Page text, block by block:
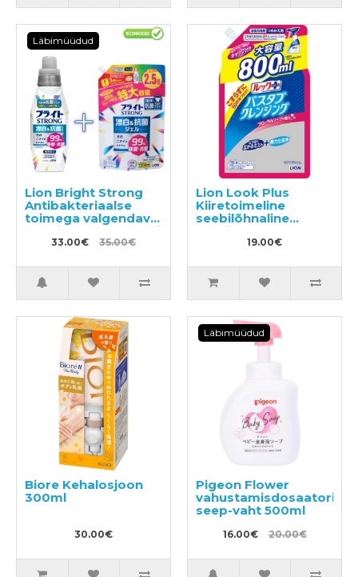
Läbimüüdud
Lion Bright Strong
Antibakteriaalse
toimega valgendav
hapnikugeel raskesti
eemaldatavale
täitepakend 1200ml
33.00€ 35.00€
Lion Look Plus
Kiiretoimeline
seebilõhnaline
täide 800ml
19.00€
Biore Kehalosjoon
300ml
30.00€
Läbimüüdud
Pigeon Flower
vahustamisdosaatoriga
seep-vaht 500ml
16.00€ 20.00€